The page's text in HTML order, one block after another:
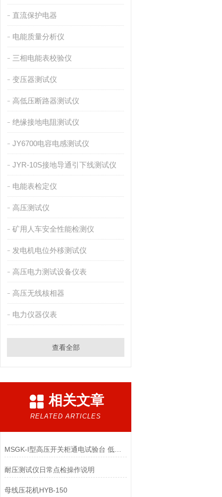
直流保护电器
电能质量分析仪
三相电能表校验仪
变压器测试仪
高低压断路器测试仪
绝缘接地电阻测试仪
JY6700电容电感测试仪
JYR-10S接地导通引下线测试仪
电能表检定仪
高压测试仪
矿用人车安全性能检测仪
发电机电位外移测试仪
高压电力测试设备仪表
高压无线核相器
电力仪器仪表
查看全部
相关文章
RELATED ARTICLES
MSGK-I型高压开关柜通电试验台 低压开关柜通电试验台
耐压测试仪日常点检操作说明
母线压花机HYB-150